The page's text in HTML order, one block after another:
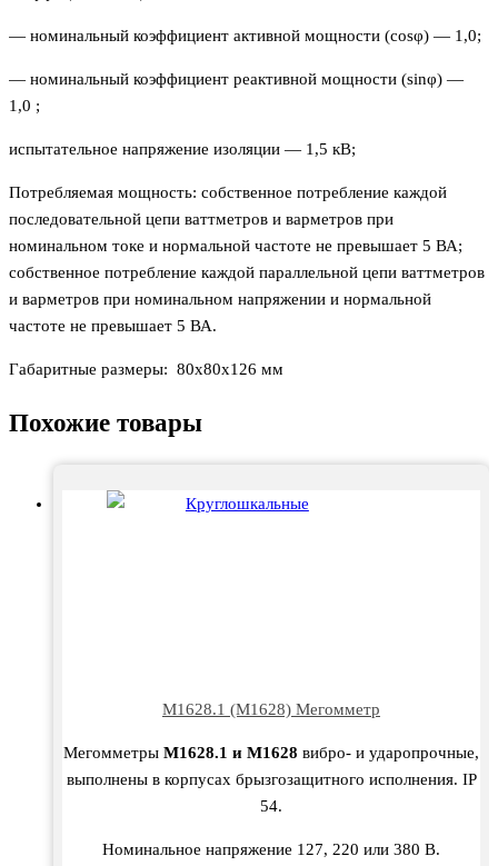
— номинальный коэффициент активной мощности (cosφ) — 1,0;
— номинальный коэффициент реактивной мощности (sinφ) —
1,0 ;
испытательное напряжение изоляции — 1,5 кВ;
Потребляемая мощность: собственное потребление каждой
последовательной цепи ваттметров и варметров при
номинальном токе и нормальной частоте не превышает 5 ВА;
собственное потребление каждой параллельной цепи ваттметров
и варметров при номинальном напряжении и нормальной
частоте не превышает 5 ВА.
Габаритные размеры: 80х80х126 мм
Похожие товары
М1628.1 (М1628) Мегомметр
Мегомметры М1628.1 и М1628 вибро- и ударопрочные,
выполнены в корпусах брызгозащитного исполнения. IP
54.
Номинальное напряжение 127, 220 или 380 В.